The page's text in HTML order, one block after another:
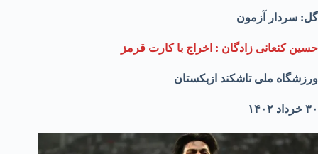
گل: سردار آزمون
حسین کنعانی زادگان : اخراج با کارت قرمز
ورزشگاه ملی تاشکند ازبکستان
۳۰ خرداد ۱۴۰۲